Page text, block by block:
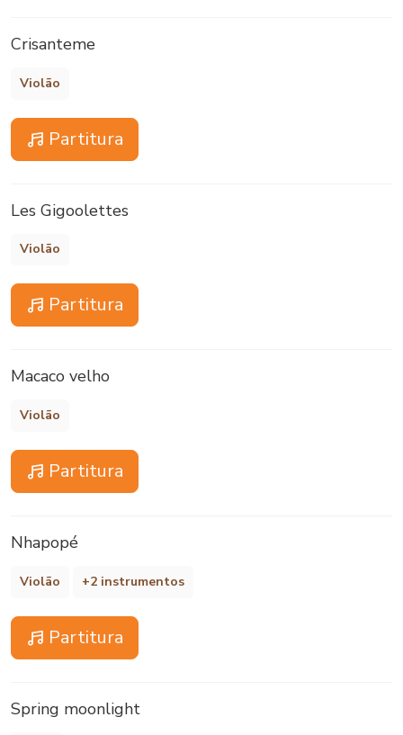
Crisanteme
Violão
Partitura
Les Gigoolettes
Violão
Partitura
Macaco velho
Violão
Partitura
Nhapopé
Violão +2 instrumentos
Partitura
Spring moonlight